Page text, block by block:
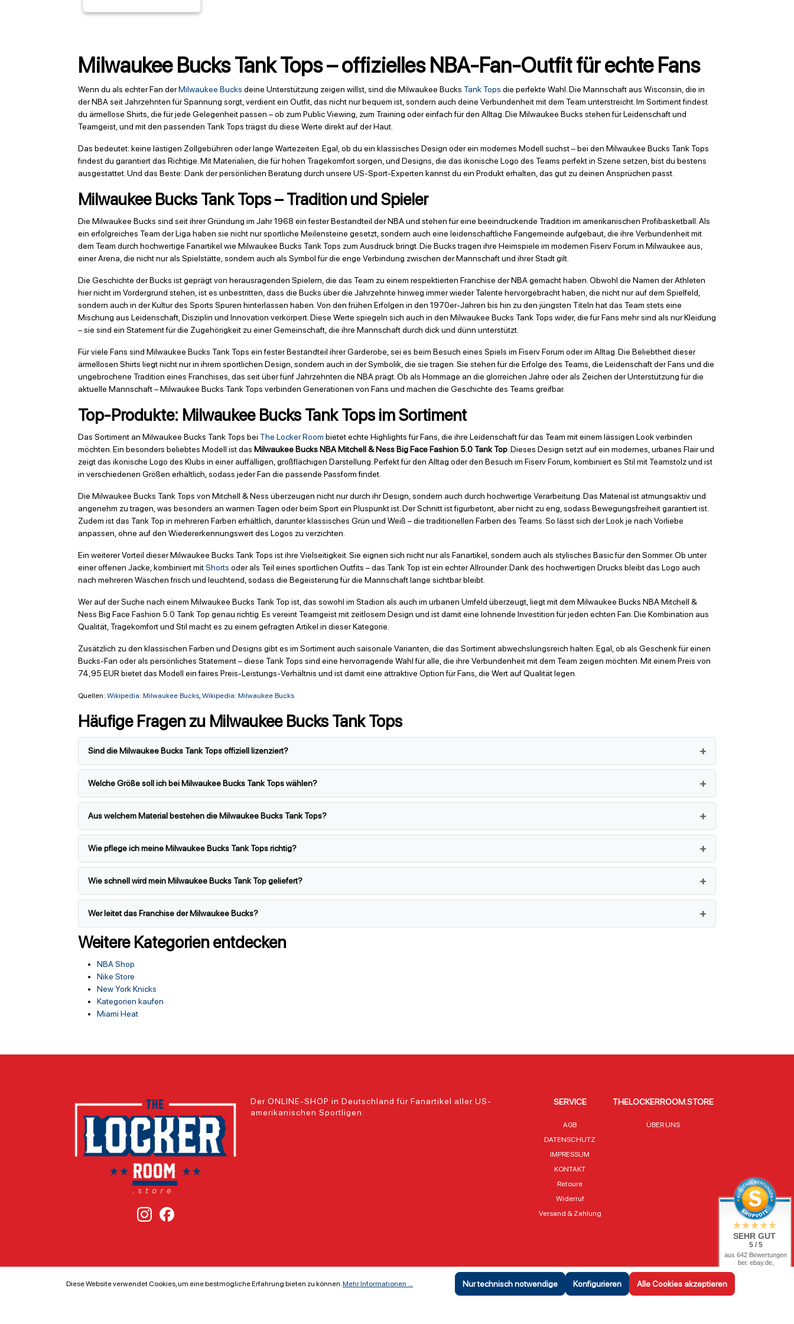
Milwaukee Bucks Tank Tops – offizielles NBA-Fan-Outfit für echte Fans
Wenn du als echter Fan derMilwaukee Bucks deine Unterstützung zeigen willst, sind die Milwaukee Bucks Tank Tops die perfekte Wahl. Die Mannschaft aus Wisconsin, die in
der NBA seit Jahrzehnten für Spannung sorgt, verdient ein Outfit, das nicht nur bequem ist, sondern auch deine Verbundenheit mit dem Team unterstreicht. Im Sortiment findest
du ärmellose Shirts, die für jede Gelegenheit passen – ob zum Public Viewing, zum Training oder einfach für den Alltag. Die Milwaukee Bucks stehen für Leidenschaft und
Teamgeist, und mit den passenden Tank Tops trägst du diese Werte direkt auf der Haut.
Das bedeutet: keine lästigen Zollgebühren oder lange Wartezeiten. Egal, ob du ein klassisches Design oder ein modernes Modell suchst – bei den Milwaukee Bucks Tank Tops
findest du garantiert das Richtige. Mit Materialien, die für hohen Tragekomfort sorgen, und Designs, die das ikonische Logo des Teams perfekt in Szene setzen, bist du bestens
ausgestattet. Und das Beste: Dank der persönlichen Beratung durch unsere US-Sport-Experten kannst du ein Produkt erhalten, das gut zu deinen Ansprüchen passt.
Milwaukee Bucks Tank Tops – Tradition und Spieler
Die Milwaukee Bucks sind seit ihrer Gründung im Jahr 1968 ein fester Bestandteil der NBA und stehen für eine beeindruckende Tradition im amerikanischen Profibasketball. Als
ein erfolgreiches Team der Liga haben sie nicht nur sportliche Meilensteine gesetzt, sondern auch eine leidenschaftliche Fangemeinde aufgebaut, die ihre Verbundenheit mit
dem Team durch hochwertige Fanartikel wie Milwaukee Bucks Tank Tops zum Ausdruck bringt. Die Bucks tragen ihre Heimspiele im modernen Fiserv Forum in Milwaukee aus,
einer Arena, die nicht nur als Spielstätte, sondern auch als Symbol für die enge Verbindung zwischen der Mannschaft und ihrer Stadt gilt.
Die Geschichte der Bucks ist geprägt von herausragenden Spielern, die das Team zu einem respektierten Franchise der NBA gemacht haben. Obwohl die Namen der Athleten
hier nicht im Vordergrund stehen, ist es unbestritten, dass die Bucks über die Jahrzehnte hinweg immer wieder Talente hervorgebracht haben, die nicht nur auf dem Spielfeld,
sondern auch in der Kultur des Sports Spuren hinterlassen haben. Von den frühen Erfolgen in den 1970er-Jahren bis hin zu den jüngsten Titeln hat das Team stets eine
Mischung aus Leidenschaft, Disziplin und Innovation verkörpert. Diese Werte spiegeln sich auch in den Milwaukee Bucks Tank Tops wider, die für Fans mehr sind als nur Kleidung
– sie sind ein Statement für die Zugehörigkeit zu einer Gemeinschaft, die ihre Mannschaft durch dick und dünn unterstützt.
Für viele Fans sind Milwaukee Bucks Tank Tops ein fester Bestandteil ihrer Garderobe, sei es beim Besuch eines Spiels im Fiserv Forum oder im Alltag. Die Beliebtheit dieser
ärmellosen Shirts liegt nicht nur in ihrem sportlichen Design, sondern auch in der Symbolik, die sie tragen. Sie stehen für die Erfolge des Teams, die Leidenschaft der Fans und die
ungebrochene Tradition eines Franchises, das seit über fünf Jahrzehnten die NBA prägt. Ob als Hommage an die glorreichen Jahre oder als Zeichen der Unterstützung für die
aktuelle Mannschaft – Milwaukee Bucks Tank Tops verbinden Generationen von Fans und machen die Geschichte des Teams greifbar.
Top-Produkte: Milwaukee Bucks Tank Tops im Sortiment
Das Sortiment an Milwaukee Bucks Tank Tops bei The Locker Room bietet echte Highlights für Fans, die ihre Leidenschaft für das Team mit einem lässigen Look verbinden
möchten. Ein besonders beliebtes Modell ist das Milwaukee Bucks NBA Mitchell & Ness Big Face Fashion 5.0 Tank Top . Dieses Design setzt auf ein modernes, urbanes Flair und
zeigt das ikonische Logo des Klubs in einer auffälligen, großflächigen Darstellung. Perfekt für den Alltag oder den Besuch im Fiserv Forum, kombiniert es Stil mit Teamstolz und ist
in verschiedenen Größen erhältlich, sodass jeder Fan die passende Passform findet.
Die Milwaukee Bucks Tank Tops von Mitchell & Ness überzeugen nicht nur durch ihr Design, sondern auch durch hochwertige Verarbeitung. Das Material ist atmungsaktiv und
angenehm zu tragen, was besonders an warmen Tagen oder beim Sport ein Pluspunkt ist. Der Schnitt ist figurbetont, aber nicht zu eng, sodass Bewegungsfreiheit garantiert ist.
Zudem ist das Tank Top in mehreren Farben erhältlich, darunter klassisches Grün und Weiß – die traditionellen Farben des Teams. So lässt sich der Look je nach Vorliebe
anpassen, ohne auf den Wiedererkennungswert des Logos zu verzichten.
Ein weiterer Vorteil dieser Milwaukee Bucks Tank Tops ist ihre Vielseitigkeit. Sie eignen sich nicht nur als Fanartikel, sondern auch als stylisches Basic für den Sommer. Ob unter
einer offenen Jacke, kombiniert mitShorts oder als Teil eines sportlichen Outfits – das Tank Top ist ein echter Allrounder. Dank des hochwertigen Drucks bleibt das Logo auch
nach mehreren Wäschen frisch und leuchtend, sodass die Begeisterung für die Mannschaft lange sichtbar bleibt.
Wer auf der Suche nach einem Milwaukee Bucks Tank Top ist, das sowohl im Stadion als auch im urbanen Umfeld überzeugt, liegt mit dem Milwaukee Bucks NBA Mitchell &
Ness Big Face Fashion 5.0 Tank Top genau richtig. Es vereint Teamgeist mit zeitlosem Design und ist damit eine lohnende Investition für jeden echten Fan. Die Kombination aus
Qualität, Tragekomfort und Stil macht es zu einem gefragten Artikel in dieser Kategorie.
Zusätzlich zu den klassischen Farben und Designs gibt es im Sortiment auch saisonale Varianten, die das Sortiment abwechslungsreich halten. Egal, ob als Geschenk für einen
Bucks-Fan oder als persönliches Statement – diese Tank Tops sind eine hervorragende Wahl für alle, die ihre Verbundenheit mit dem Team zeigen möchten. Mit einem Preis von
74,95 EUR bietet das Modell ein faires Preis-Leistungs-Verhältnis und ist damit eine attraktive Option für Fans, die Wert auf Qualität legen.
Quellen: Wikipedia: Milwaukee Bucks Wikipedia: Milwaukee Bucks
Häufige Fragen zu Milwaukee Bucks Tank Tops
Sind die Milwaukee Bucks Tank Tops offiziell lizenziert?
Welche Größe soll ich bei Milwaukee Bucks Tank Tops wählen?
Aus welchem Material bestehen die Milwaukee Bucks Tank Tops?
Wie pflege ich meine Milwaukee Bucks Tank Tops richtig?
Wie schnell wird mein Milwaukee Bucks Tank Top geliefert?
Wer leitet das Franchise der Milwaukee Bucks?
Weitere Kategorien entdecken
NBA Shop
Nike Store
New York Knicks
Kategorien kaufen
Miami Heat
Der ONLINE-SHOP in Deutschland für Fanartikel aller US-
amerikanischen Sportligen.
SERVICE
AGB
DATENSCHUTZ
IMPRESSUM
KONTAKT
Retoure
Widerruf
Versand & Zahlung
THELOCKERROOM.STORE
ÜBER UNS
Diese Website verwendet Cookies, um eine bestmögliche Erfahrung bieten zu können.Mehr Informationen ... Nur technisch notwendige Konfigurieren Alle Cookies akzeptieren
SEHR GUT
5 / 5
aus 642 Bewertungen
bei: ebay.de,